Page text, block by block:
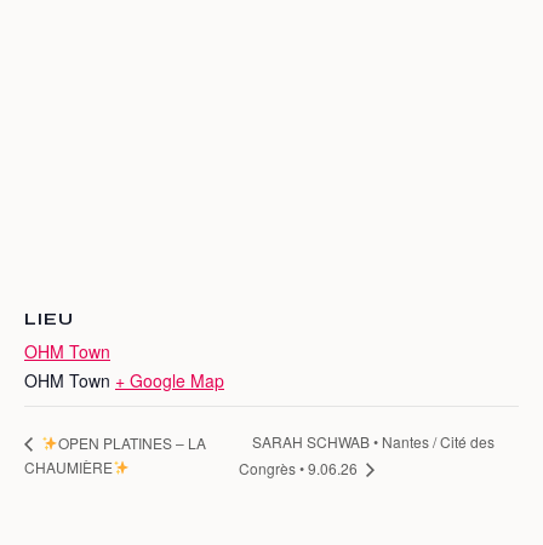
LIEU
OHM Town
OHM Town + Google Map
OPEN PLATINES – LA
CHAUMIÈRE
SARAH SCHWAB • Nantes / Cité des
Congrès • 9.06.26